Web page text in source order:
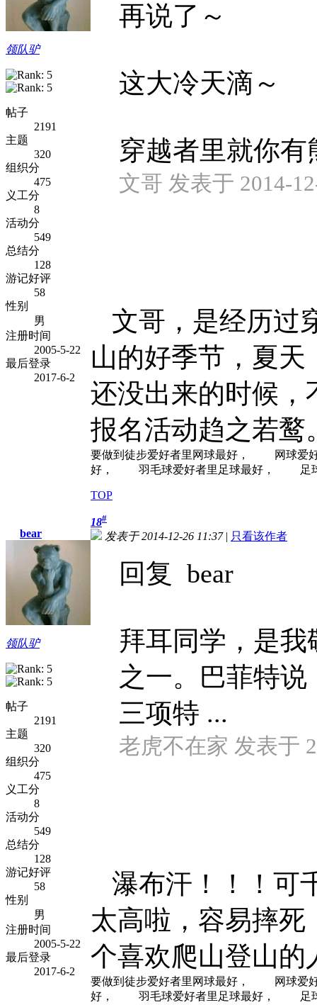
领队驴
帖子
2191
主题
320
组织分
475
义工分
8
活动分
549
总结分
128
游记好评
58
性别
男
注册时间
2005-5-22
最后登录
2017-6-2
再说了～
这大冷天滴～
穿越者里就你有
文哥 发表于 2014-
文哥，是经历过
山的好季节，夏
还没出来的时候，
报名活动趋之若鹜
要做到徒步爱好者里网球最好， 网球
好， 羽毛球爱好者里足球最好， 足球爱
TOP
bear
领队驴
帖子
2191
主题
320
组织分
475
义工分
8
活动分
549
总结分
128
游记好评
58
性别
男
注册时间
2005-5-22
最后登录
2017-6-2
18#
发表于 2014-12-26 11:37| 只看该作者
回复 bear
拜耳同学，是
之一。巴菲特
三项特 ...
老虎不在家 发表于
瀑布汗！！！可
太高啦，容易摔死
个喜欢爬山登山的
要做到徒步爱好者里网球最好， 网球
好， 羽毛球爱好者里足球最好， 足球爱